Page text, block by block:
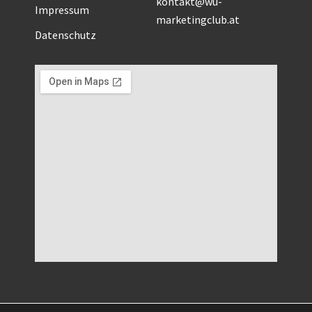
Impressum
Datenschutz
marketingclub.at